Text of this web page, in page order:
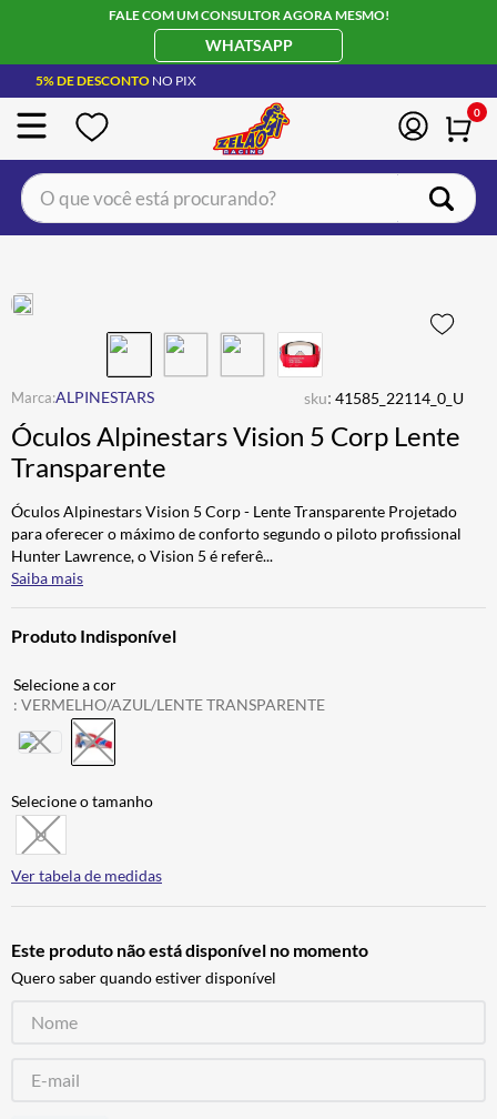
FALE COM UM CONSULTOR AGORA MESMO!
WHATSAPP
5% DE DESCONTO NO PIX
0
O que você está procurando?
ALPINESTARS sku: 41585_22114_0_U
Óculos Alpinestars Vision 5 Corp Lente
Transparente
Óculos Alpinestars Vision 5 Corp - Lente Transparente Projetado
para oferecer o máximo de conforto segundo o piloto profissional
Hunter Lawrence, o Vision 5 é referê...
Saiba mais
Produto Indisponível
: VERMELHO/AZUL/LENTE TRANSPARENTE
U
Ver tabela de medidas
Este produto não está disponível no momento
Quero saber quando estiver disponível
JAQUETA
4º ÓCULOS SOLAR
5 º LUVA
6º ALPINESTAR
7º BAU
8º CALÇA
9º AIROH
10º BOTAS